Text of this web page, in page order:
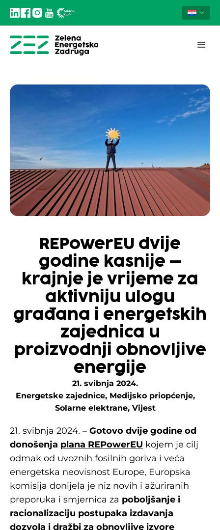
REPowerEU dvije
godine kasnije –
krajnje je vrijeme za
aktivniju ulogu
građana i energetskih
zajednica u
proizvodnji obnovljive
energije
21. svibnja 2024.
Energetske zajednice, Medijsko priopćenje,
Solarne elektrane, Vijest
21. svibnja 2024. – Gotovo dvije godine od
donošenja plana REPowerEU kojem je cilj
odmak od uvoznih fosilnih goriva i veća
energetska neovisnost Europe, Europska
komisija donijela je niz novih i ažuriranih
preporuka i smjernica za poboljšanje i
racionalizaciju postupaka izdavanja
dozvola i dražbi za obnovljive izvore